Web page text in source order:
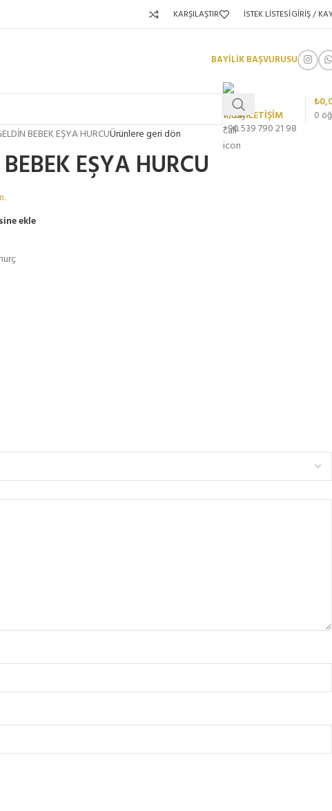
KARŞILAŞTIR İSTEK LISTESIGIRIŞ /
BAYİLİK BAŞVURUSU
7/24 İLETİŞİM
+90 539 790 21 98
0
₺
BEBEK EŞYA HURCUÜrünlere geri dön
EŞYA HURCU
ekle
hurç